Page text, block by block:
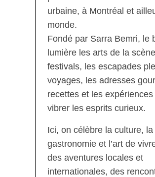
urbaine, à Montréal et
monde.
Fondé par Sarra Bemri, le
lumière les arts de la
festivals, les escapades
voyages, les adresses
recettes et les
vibrer les esprits curieux.
Ici, on célèbre la culture,
gastronomie et l’art de
des aventures locales et
internationales, des